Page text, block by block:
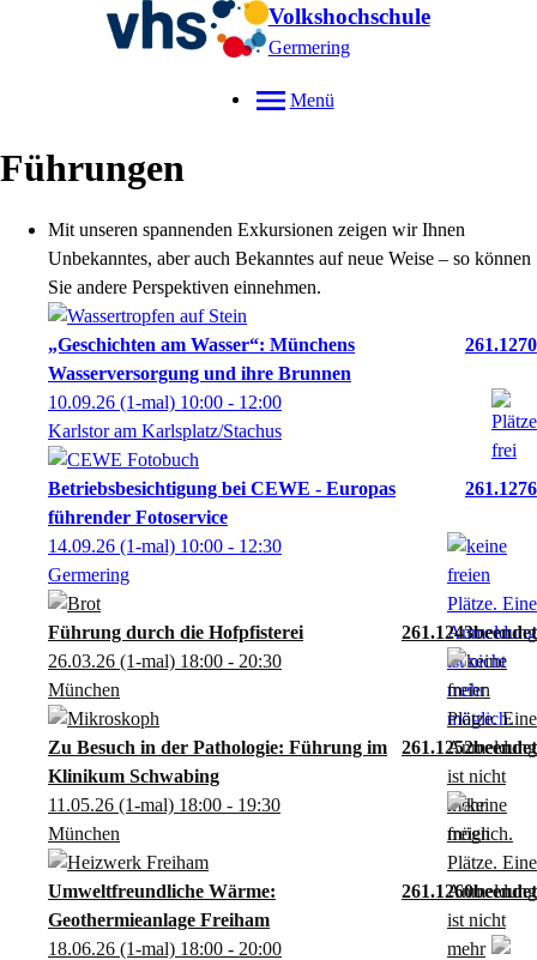
Volkshochschule
Germering
Menü
Führungen
Mit unseren spannenden Exkursionen zeigen wir Ihnen
Unbekanntes, aber auch Bekanntes auf neue Weise – so können
Sie andere Perspektiven einnehmen.
Führung durch die Hofpfisterei
261.1243
26.03.26 (1-mal) 18:00 - 20:30
München
Zu Besuch in der Pathologie: Führung im
Klinikum Schwabing
261.1252
11.05.26 (1-mal) 18:00 - 19:30
München
„Geschichten am Wasser“: Münchens
Wasserversorgung und ihre Brunnen
261.1270
10.09.26 (1-mal) 10:00 - 12:00
Karlstor am Karlsplatz/Stachus
Umweltfreundliche Wärme:
Geothermieanlage Freiham
261.1260
18.06.26 (1-mal) 18:00 - 20:00
Betriebsbesichtigung bei CEWE - Europas
führender Fotoservice
261.1276
14.09.26 (1-mal) 10:00 - 12:30
Germering